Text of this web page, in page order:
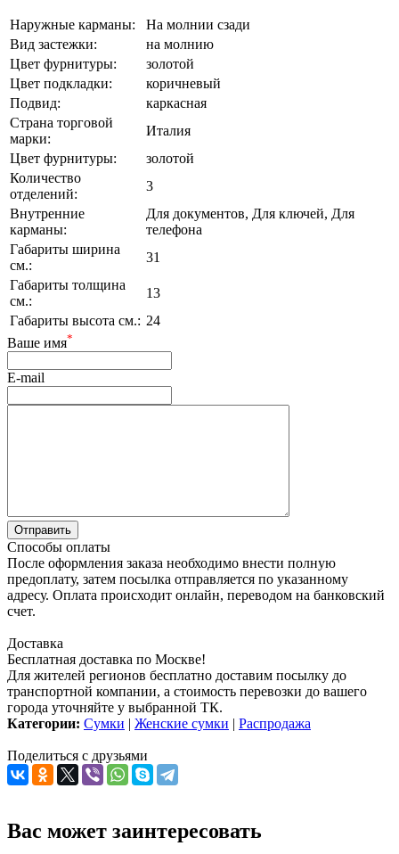
Наружные карманы:
На молнии сзади
Вид застежки:
на молнию
Цвет фурнитуры:
золотой
Цвет подкладки:
коричневый
Подвид:
каркасная
Страна торговой
марки:
Италия
Цвет фурнитуры:
золотой
Количество
отделений:
3
Внутренние
карманы:
Для документов, Для ключей, Для
телефона
Габариты ширина
см.:
31
Габариты толщина
см.:
13
Габариты высота см.: 24
Ваше имя*
E-mail
Способы оплаты
После оформления заказа необходимо внести полную
предоплату, затем посылка отправляется по указанному
адресу. Оплата происходит онлайн, переводом на банковский
счет.
Доставка
Бесплатная доставка по Москве!
Для жителей регионов бесплатно доставим посылку до
транспортной компании, а стоимость перевозки до вашего
города уточняйте у выбранной ТК.
Категории: Сумки | Женские сумки | Распродажа
Поделиться с друзьями
Вас может заинтересовать